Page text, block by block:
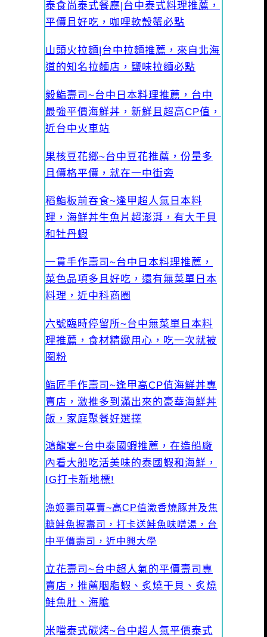
泰食尚泰式餐廳|台中泰式料理推薦，
平價且好吃，咖哩軟殼蟹必點
山頭火拉麵|台中拉麵推薦，來自北海
道的知名拉麵店，鹽味拉麵必點
毅鮨壽司~台中日本料理推薦，台中
最強平價海鮮丼，新鮮且超高CP值，
近台中火車站
果核豆花鄉~台中豆花推薦，份量多
且價格平價，就在一中街旁
稻鮨板前吞食~逢甲超人氣日本料
理，海鮮丼生魚片超澎湃，有大干貝
和牡丹蝦
一貫手作壽司~台中日本料理推薦，
菜色品項多且好吃，還有無菜單日本
料理，近中科商圈
六號臨時停留所~台中無菜單日本料
理推薦，食材精緻用心，吃一次就被
圈粉
鮨匠手作壽司~逢甲高CP值海鮮丼專
賣店，激推多到滿出來的豪華海鮮丼
飯，家庭聚餐好選擇
鴻龍宴~台中泰國蝦推薦，在造船廠
內看大船吃活美味的泰國蝦和海鮮，
IG打卡新地標!
漁姬壽司專賣~高CP值激香燒豚丼及焦
糖鮭魚握壽司，打卡送鮭魚味噌湯，台
中平價壽司，近中興大學
立花壽司~台中超人氣的平價壽司專
賣店，推薦胭脂蝦、炙燒干貝、炙燒
鮭魚肚、海膽
米噹泰式碳烤~台中超人氣平價泰式